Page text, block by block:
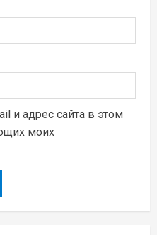
и адрес сайта в этом
моих